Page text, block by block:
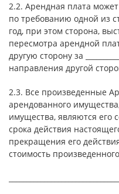
2.2. Арендная плата
по требованию одной из
год, при этом сторона,
пересмотра арендной
другую сторону за
направления другой
2.3. Все произведенные
арендованного
имущества, являются его
срока действия
прекращения его
стоимость произведенного